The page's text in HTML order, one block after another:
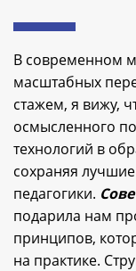
В современном
масштабных
стажем, я вижу,
осмысленного
технологий в
сохраняя
педагогики.
подарила нам
принципов,
на практике.